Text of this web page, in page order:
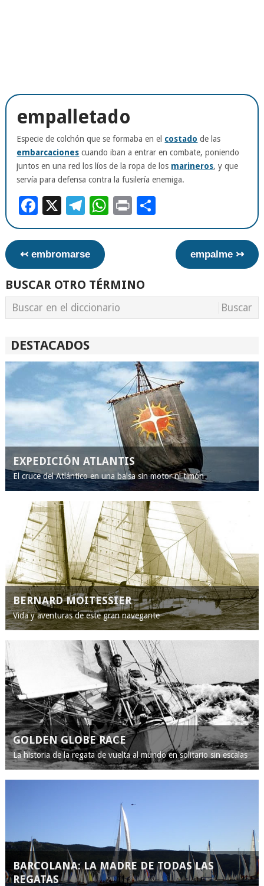
empalletado
Especie de colchón que se formaba en el costado de las
embarcaciones cuando iban a entrar en combate, poniendo
juntos en una red los líos de la ropa de los marineros, y que
servía para defensa contra la fusilería enemiga.
Facebook
X Telegram
WhatsApp
Print
↢ embromarse empalme ↣
BUSCAR OTRO TÉRMINO
DESTACADOS
EXPEDICIÓN ATLANTIS
El cruce del Atlántico en una balsa sin motor ni timón
BERNARD MOITESSIER
Vida y aventuras de este gran navegante
GOLDEN GLOBE RACE
La historia de la regata de vuelta al mundo en solitario sin escalas
BARCOLANA: LA MADRE DE TODAS LAS
REGATAS